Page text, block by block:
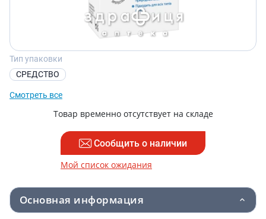
Тип упаковки
СРЕДСТВО
Смотреть все
Товар временно отсутствует на складе
Сообщить о наличии
Мой список ожидания
Основная информация